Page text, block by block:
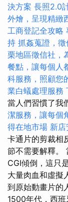
決方案 長照2.0
外燴，呈現精緻
工商登記全攻略
持 抓姦蒐證，
栗地區徵信社，
餐點，讓每個人
科服務，照顧您
業白蟻處理服務
當人們習慣了我
潔服務，讓每個
得在地市場 新
卡通片的剪裁相
節不需要解釋。
CGI傾倒，這只
大量肉血和虛擬
到原始動畫片的
1500年代，西